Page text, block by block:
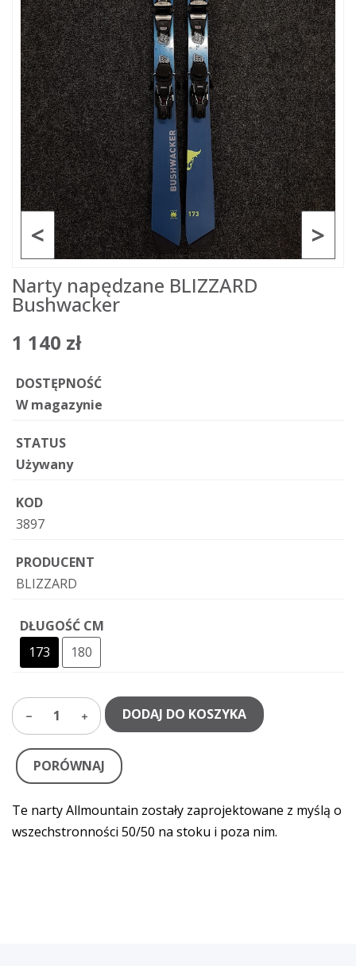
>
<
Narty napędzane BLIZZARD
Bushwacker
1 140 zł
DOSTĘPNOŚĆ
W magazynie
STATUS
Używany
KOD
3897
PRODUCENT
BLIZZARD
DŁUGOŚĆ CM
173
180
1 DODAJ DO KOSZYKA
PORÓWNAJ
Te narty Allmountain zostały zaprojektowane z myślą o
wszechstronności 50/50 na stoku i poza nim.